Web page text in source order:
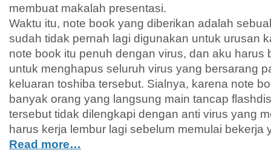
membuat makalah presentasi.
Waktu itu, note book yang diberikan adalah
sudah tidak pernah lagi digunakan untuk urusan
note book itu penuh dengan virus, dan aku harus
untuk menghapus seluruh virus yang bersarang
keluaran toshiba tersebut. Sialnya, karena note
banyak orang yang langsung main tancap
tersebut tidak dilengkapi dengan anti virus yang
harus kerja lembur lagi sebelum memulai bekerja
Read more…